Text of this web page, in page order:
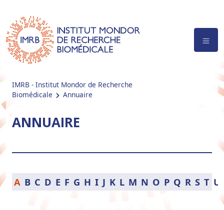
IMRB - Institut Mondor de Recherche
Biomédicale
Annuaire
ANNUAIRE
A B C D E F G H I J K L M N O P Q R S T U